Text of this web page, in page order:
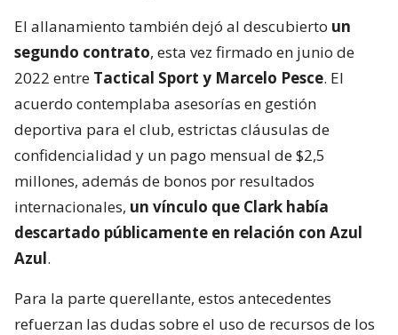
El allanamiento también dejó al descubierto un
segundo contrato, esta vez firmado en junio de
2022 entre Tactical Sport y Marcelo Pesce. El
acuerdo contemplaba asesorías en gestión
deportiva para el club, estrictas cláusulas de
confidencialidad y un pago mensual de $2,5
millones, además de bonos por resultados
internacionales, un vínculo que Clark había
descartado públicamente en relación con Azul
Azul.
Para la parte querellante, estos antecedentes
refuerzan las dudas sobre el uso de recursos de los